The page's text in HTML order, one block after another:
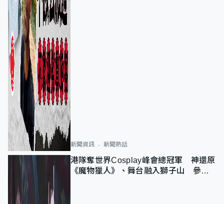
新聞資訊 新聞熱話
港隊奪世界Cosplay峰會總冠軍 神還原
《魔物獵人》、舞台融入獅子山 參賽